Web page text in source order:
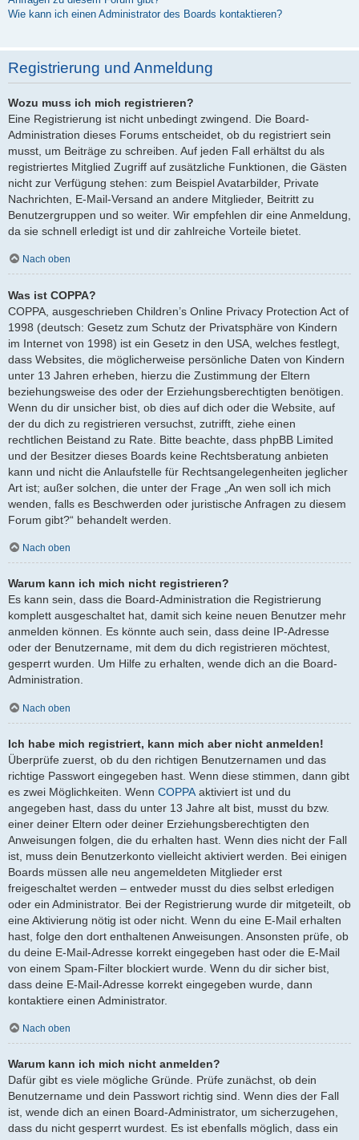
Wie kann ich einen Administrator des Boards kontaktieren?
Registrierung und Anmeldung
Wozu muss ich mich registrieren?
Eine Registrierung ist nicht unbedingt zwingend. Die Board-
Administration dieses Forums entscheidet, ob du registriert sein
musst, um Beiträge zu schreiben. Auf jeden Fall erhältst du als
registriertes Mitglied Zugriff auf zusätzliche Funktionen, die Gästen
nicht zur Verfügung stehen: zum Beispiel Avatarbilder, Private
Nachrichten, E-Mail-Versand an andere Mitglieder, Beitritt zu
Benutzergruppen und so weiter. Wir empfehlen dir eine Anmeldung,
da sie schnell erledigt ist und dir zahlreiche Vorteile bietet.
Nach oben
Was ist COPPA?
COPPA, ausgeschrieben Children’s Online Privacy Protection Act of
1998 (deutsch: Gesetz zum Schutz der Privatsphäre von Kindern
im Internet von 1998) ist ein Gesetz in den USA, welches festlegt,
dass Websites, die möglicherweise persönliche Daten von Kindern
unter 13 Jahren erheben, hierzu die Zustimmung der Eltern
beziehungsweise des oder der Erziehungsberechtigten benötigen.
Wenn du dir unsicher bist, ob dies auf dich oder die Website, auf
der du dich zu registrieren versuchst, zutrifft, ziehe einen
rechtlichen Beistand zu Rate. Bitte beachte, dass phpBB Limited
und der Besitzer dieses Boards keine Rechtsberatung anbieten
kann und nicht die Anlaufstelle für Rechtsangelegenheiten jeglicher
Art ist; außer solchen, die unter der Frage „An wen soll ich mich
wenden, falls es Beschwerden oder juristische Anfragen zu diesem
Forum gibt?“ behandelt werden.
Nach oben
Warum kann ich mich nicht registrieren?
Es kann sein, dass die Board-Administration die Registrierung
komplett ausgeschaltet hat, damit sich keine neuen Benutzer mehr
anmelden können. Es könnte auch sein, dass deine IP-Adresse
oder der Benutzername, mit dem du dich registrieren möchtest,
gesperrt wurden. Um Hilfe zu erhalten, wende dich an die Board-
Administration.
Nach oben
Ich habe mich registriert, kann mich aber nicht anmelden!
Überprüfe zuerst, ob du den richtigen Benutzernamen und das
richtige Passwort eingegeben hast. Wenn diese stimmen, dann gibt
es zwei Möglichkeiten. Wenn COPPA aktiviert ist und du
angegeben hast, dass du unter 13 Jahre alt bist, musst du bzw.
einer deiner Eltern oder deiner Erziehungsberechtigten den
Anweisungen folgen, die du erhalten hast. Wenn dies nicht der Fall
ist, muss dein Benutzerkonto vielleicht aktiviert werden. Bei einigen
Boards müssen alle neu angemeldeten Mitglieder erst
freigeschaltet werden – entweder musst du dies selbst erledigen
oder ein Administrator. Bei der Registrierung wurde dir mitgeteilt, ob
eine Aktivierung nötig ist oder nicht. Wenn du eine E-Mail erhalten
hast, folge den dort enthaltenen Anweisungen. Ansonsten prüfe, ob
du deine E-Mail-Adresse korrekt eingegeben hast oder die E-Mail
von einem Spam-Filter blockiert wurde. Wenn du dir sicher bist,
dass deine E-Mail-Adresse korrekt eingegeben wurde, dann
kontaktiere einen Administrator.
Nach oben
Warum kann ich mich nicht anmelden?
Dafür gibt es viele mögliche Gründe. Prüfe zunächst, ob dein
Benutzername und dein Passwort richtig sind. Wenn dies der Fall
ist, wende dich an einen Board-Administrator, um sicherzugehen,
dass du nicht gesperrt wurdest. Es ist ebenfalls möglich, dass ein